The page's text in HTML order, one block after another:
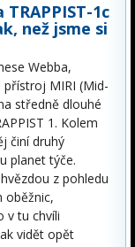
1c
než jsme si
Webba,
MIRI (Mid-
středně dlouhé
1. Kolem
činí druhý
planet týče.
z pohledu
oběžnic,
v tu chvíli
vidět opět